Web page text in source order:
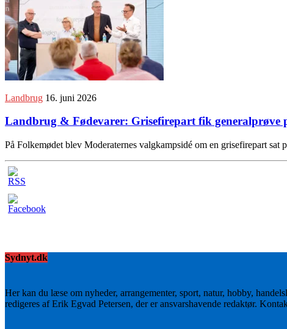
Landbrug 16. juni 2026
Landbrug & Fødevarer: Grisefirepart fik generalprøve
På Folkemødet blev Moderaternes valgkampsidé om en grisefirepart
Sydnyt.dk
Her kan du læse om nyheder, arrangementer, sport, natur, hobby,
redigeres af Erik Egvad Petersen, der er ansvarshavende redaktør.